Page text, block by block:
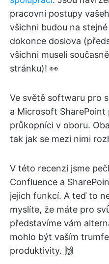
pracovní postupy
všichni budou na
dokonce doslova
všichni museli
stránku)! 👀
Ve světě softwaru pro
a Microsoft SharePoint
průkopníci v oboru.
tak jak se mezi nimi
V této recenzi jsme
Confluence a
jejich funkcí. A teď to
myslíte, že máte pro
představíme vám
mohlo být vaším
produktivity. 🙌